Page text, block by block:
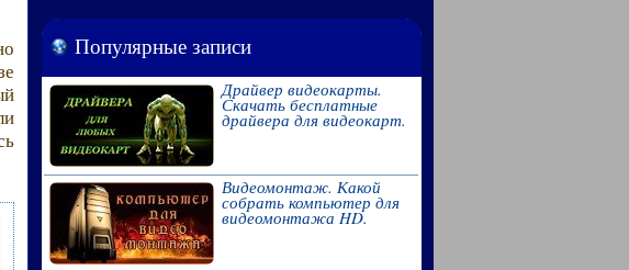
Популярные записи
Драйвер видеокарты.
Скачать бесплатные
драйвера для видеокарт.
Видеомонтаж. Какой
собрать компьютер для
видеомонтажа HD.